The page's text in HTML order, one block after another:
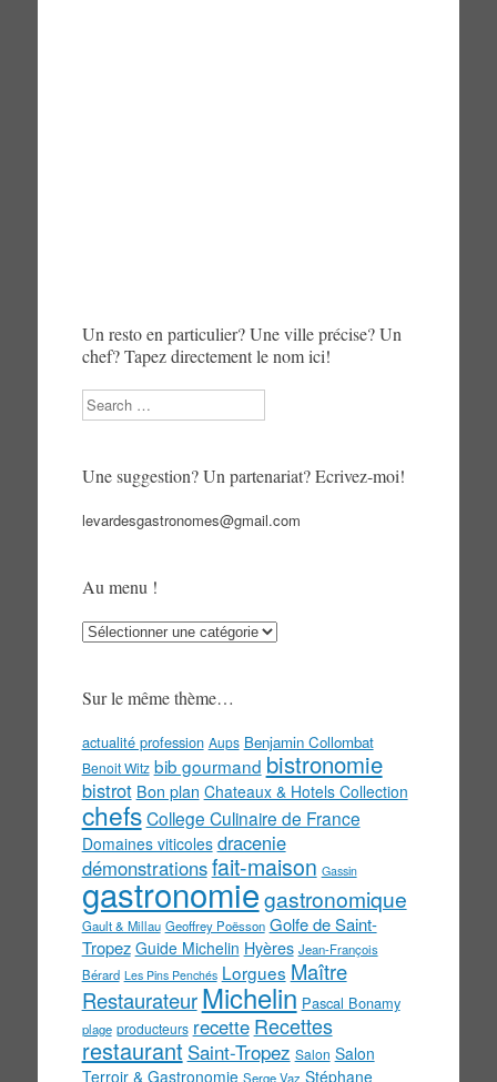
Un resto en particulier? Une ville précise? Un
chef? Tapez directement le nom ici!
Search
Une suggestion? Un partenariat? Ecrivez-moi!
levardesgastronomes@gmail.com
Au menu !
Au
Sur le même thème…
actualité profession Aups Benjamin Collombat
Benoit Witz bib gourmand bistronomie
bistrot Bon plan Chateaux & Hotels Collection
chefs College Culinaire de France
Domaines viticoles dracenie
démonstrationsfait-maison Gassin
gastronomiegastronomique
Gault & Millau Geoffrey Poësson Golfe de Saint-
Tropez Guide Michelin Hyères Jean-François
Bérard Les Pins Penchés Lorgues Maître
Restaurateur Michelin Pascal Bonamy
plage producteurs recette Recettes
restaurant Saint-Tropez Salon Salon
Terroir & Gastronomie Serge Vaz Stéphane